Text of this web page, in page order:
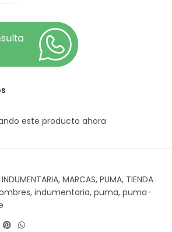
este producto ahora
INDUMENTARIA, MARCAS, PUMA, TIENDA
, indumentaria, puma, puma-